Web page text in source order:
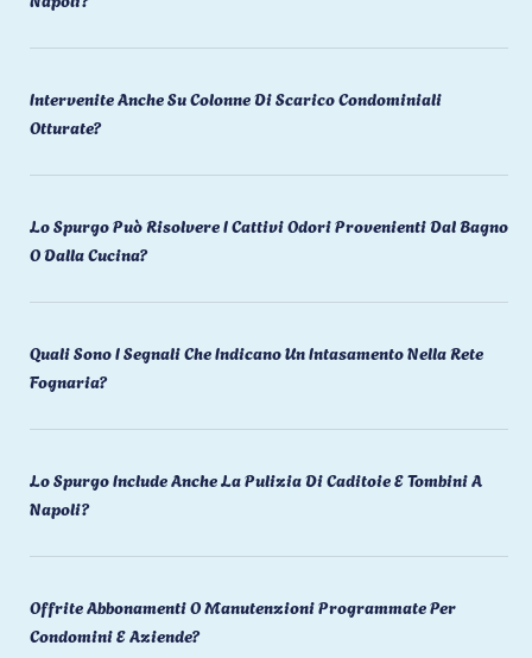
Intervenite Anche Su Colonne Di Scarico Condominiali
Otturate?
Lo Spurgo Può Risolvere I Cattivi Odori Provenienti Dal Bagno
O Dalla Cucina?
Quali Sono I Segnali Che Indicano Un Intasamento Nella Rete
Fognaria?
Lo Spurgo Include Anche La Pulizia Di Caditoie E Tombini A
Napoli?
Offrite Abbonamenti O Manutenzioni Programmate Per
Condomini E Aziende?